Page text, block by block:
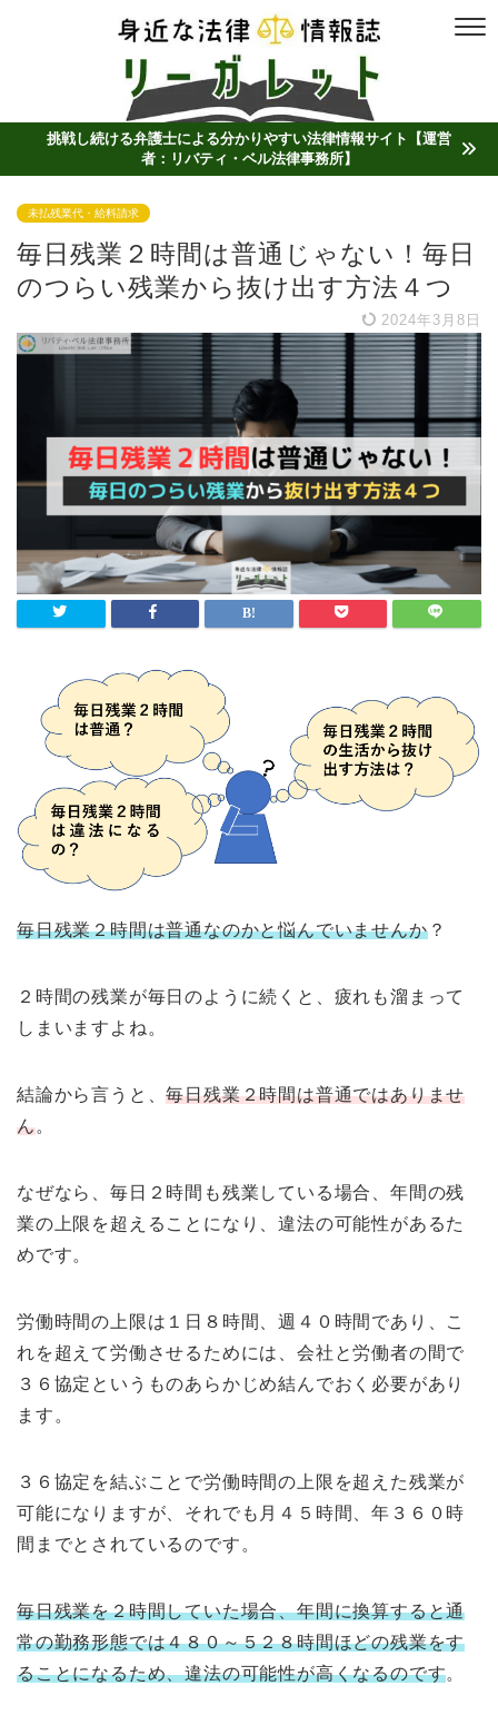
挑戦し続ける弁護士による分かりやすい法律情報サイト【運営
者：リバティ・ベル法律事務所】
未払残業代・給料請求
毎日残業２時間は普通じゃない！毎日
のつらい残業から抜け出す方法４つ
2024年3月8日
毎日残業２時間は普通なのかと悩んでいませんか？
２時間の残業が毎日のように続くと、疲れも溜まって
しまいますよね。
結論から言うと、毎日残業２時間は普通ではありませ
ん。
なぜなら、毎日２時間も残業している場合、年間の残
業の上限を超えることになり、違法の可能性があるた
めです。
労働時間の上限は１日８時間、週４０時間であり、こ
れを超えて労働させるためには、会社と労働者の間で
３６協定というものあらかじめ結んでおく必要があり
ます。
３６協定を結ぶことで労働時間の上限を超えた残業が
可能になりますが、それでも月４５時間、年３６０時
間までとされているのです。
毎日残業を２時間していた場合、年間に換算すると通
常の勤務形態では４８０～５２８時間ほどの残業をす
ることになるため、違法の可能性が高くなるのです。